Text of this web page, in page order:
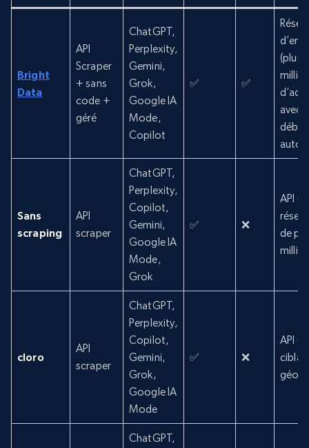
Bright
Data
API
Scraper
+ sans
code +
géré
ChatGPT,
Perplexity,
Gemini,
Grok,
Google IA
Mode,
Copilot
✅ ✅
(plus
avec
Sans
scraping
API
scraper
ChatGPT,
Perplexity,
Copilot,
Gemini,
Google IA
Mode,
Grok
✅ ❌
API
de
cloro
API
scraper
ChatGPT,
Perplexity,
Copilot,
Gemini,
Grok,
Google IA
Mode
✅ ❌
API
ChatGPT,